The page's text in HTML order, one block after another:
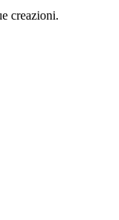
creazioni.